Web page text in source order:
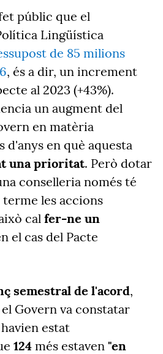
públic que el
Lingüística
de 85 milions
, és a dir, un increment
al 2023 (+43%).
un augment del
en matèria
d'anys en què aquesta
una prioritat. Però dotar
conselleria només té
les accions
cal fer-ne un
el cas del Pacte
semestral de l'acord,
Govern va constatar
estat
124 més estaven "en